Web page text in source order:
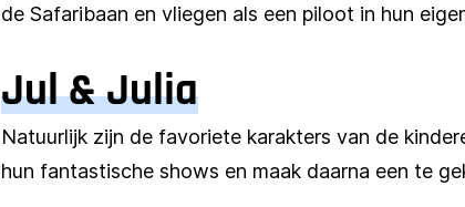
de Safaribaan en vliegen als een piloot in hun
Jul & Julia
Natuurlijk zijn de favoriete karakters van de
hun fantastische shows en maak daarna een te